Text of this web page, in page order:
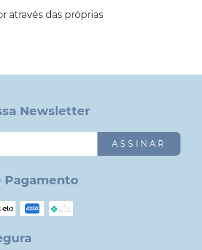
através das próprias
Newsletter
ASSINAR
Pagamento